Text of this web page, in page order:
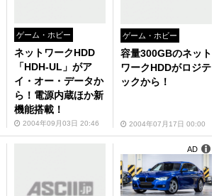
ゲーム・ホビー
ネットワークHDD
「HDH-UL」がア
イ・オー・データか
ら！電源内蔵ほか新
機能搭載！
2004年09月03日 20:46
ゲーム・ホビー
容量300GBのネット
ワークHDDがロジテ
ックから！
2004年07月17日 00:00
AD